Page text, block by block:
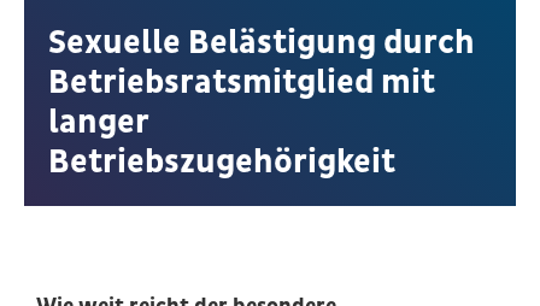
Sexuelle Belästigung durch
Betriebsratsmitglied mit
langer
Betriebszugehörigkeit